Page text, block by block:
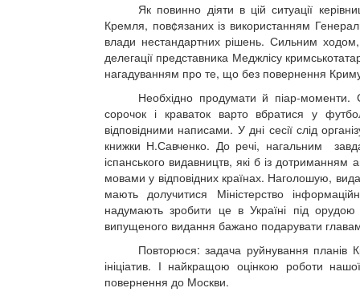
Як повинно діяти в цій ситуації
Кремля, пов¢язаних із використанням
влади нестандартних рішень. Сильним
делегації представника Меджлісу
нагадуванням про те, що без повернення
Необхідно продумати й піар-
сорочок і краваток варто вбратися у
відповідними написами. У дні сесії слід
книжки Н.Савченко. До речі, нагальним
іспанського видавництв, які б із
мовами у відповідних країнах. Наголошую,
мають долучитися Міністерство
надумають зробити це в Україні під
випущеного видання бажано подарувати
Повторюся: задача руйнування планів
ініціатив. І найкращою оцінкою роботи
повернення до Москви.